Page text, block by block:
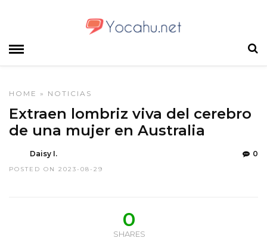
HOME » NOTICIAS
Extraen lombriz viva del cerebro
de una mujer en Australia
Daisy I.
POSTED ON 2023-08-29
0
0
SHARES